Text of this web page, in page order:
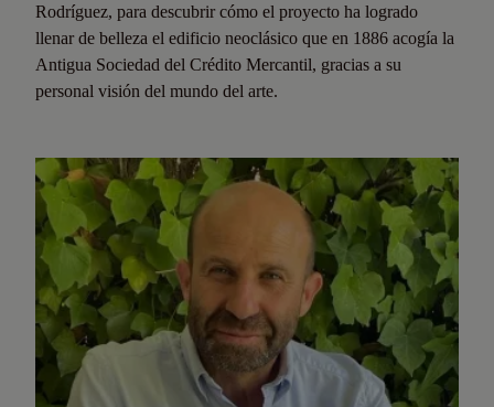
Rodríguez, para descubrir cómo el proyecto ha logrado
llenar de belleza el edificio neoclásico que en 1886 acogía la
Antigua Sociedad del Crédito Mercantil, gracias a su
personal visión del mundo del arte.